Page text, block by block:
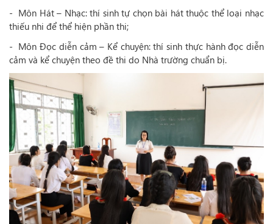
- Môn Hát – Nhạc: thí sinh tự chọn bài hát thuộc thể loại nhạc
thiếu nhi để thể hiện phần thi;
- Môn Đọc diễn cảm – Kể chuyện: thí sinh thực hành đọc diễn
cảm và kể chuyện theo đề thi do Nhà trường chuẩn bị.